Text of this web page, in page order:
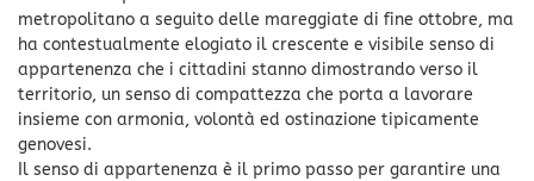
metropolitano a seguito delle mareggiate di fine ottobre, ma
ha contestualmente elogiato il crescente e visibile senso di
appartenenza che i cittadini stanno dimostrando verso il
territorio, un senso di compattezza che porta a lavorare
insieme con armonia, volontà ed ostinazione tipicamente
genovesi.
Il senso di appartenenza è il primo passo per garantire una